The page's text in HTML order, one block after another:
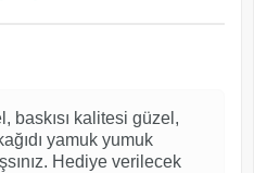
baskısı kalitesi güzel,
yamuk yumuk
Hediye verilecek